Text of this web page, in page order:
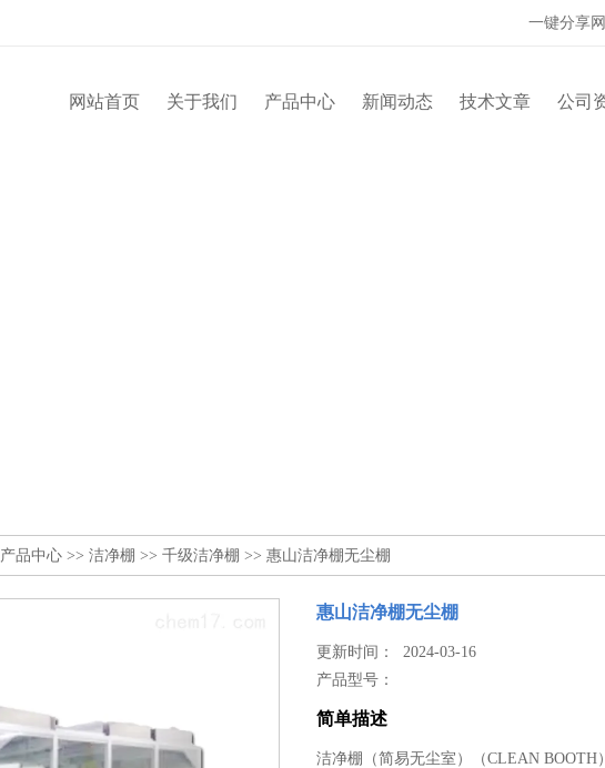
一键分享
网站首页 关于我们 产品中心 新闻动态 技术文章 公司
产品中心 >> 洁净棚 >> 千级洁净棚 >> 惠山洁净棚无尘棚
惠山洁净棚无尘棚
更新时间： 2024-03-16
产品型号：
简单描述
洁净棚（简易无尘室）（CLEAN